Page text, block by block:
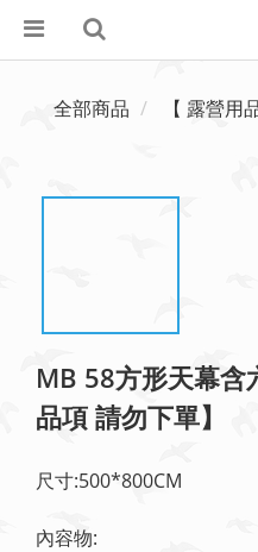
全部商品 【 露營用
MB 58方形天幕含
品項 請勿下單】
尺寸:500*800CM
內容物: